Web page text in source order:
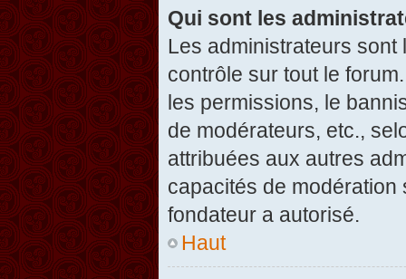
Qui sont les
Les administrateurs
contrôle sur tout le
les permissions, le
de modérateurs, etc.,
attribuées aux autres
capacités de modération
fondateur a autorisé.
Haut